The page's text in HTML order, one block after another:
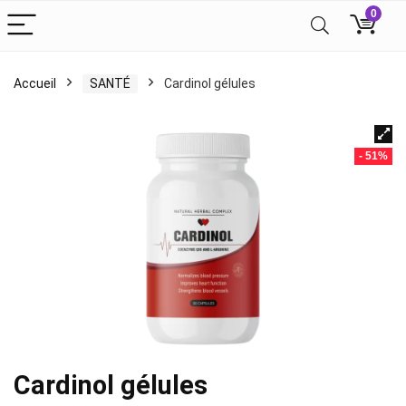
0
Accueil SANTÉ Cardinol gélules
- 51%
Cardinol gélules